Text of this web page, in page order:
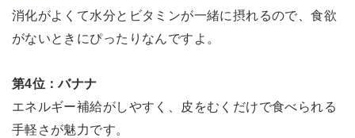
消化がよくて水分とビタミンが一緒に摂れるので、食欲
がないときにぴったりなんですよ。
第4位：バナナ
エネルギー補給がしやすく、皮をむくだけで食べられる
手軽さが魅力です。